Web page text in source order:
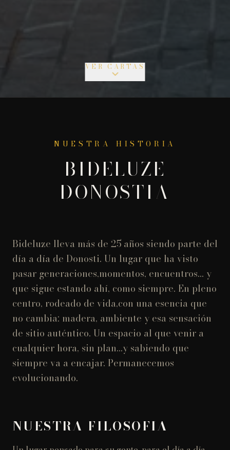
VER CARTAS
NUESTRA HISTORIA
BIDELUZE
DONOSTIA
Bideluze lleva más de 25 años siendo parte del
día a día de Donosti. Un lugar que ha visto
pasar generaciones,momentos, encuentros… y
que sigue estando ahí, como siempre. En pleno
centro, rodeado de vida,con una esencia que
no cambia: madera, ambiente y esa sensación
de sitio auténtico. Un espacio al que venir a
cualquier hora, sin plan…y sabiendo que
siempre va a encajar. Permanecemos
evolucionando.
NUESTRA FILOSOFIA